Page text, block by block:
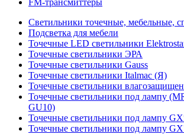
FM-трансмиттеры
Светильники точечные, мебельные,
Подсветка для мебели
Точечные LED светильники
Точечные светильники ЭРА
Точечные светильники Gauss
Точечные светильники Italmac (Я)
Точечные светильники
Точечные светильники под лампу
GU10)
Точечные светильники под лампу
Точечные светильники под лампу